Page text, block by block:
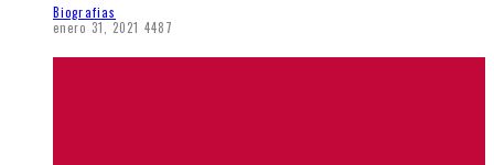
Biografias
enero 31, 2021 4487